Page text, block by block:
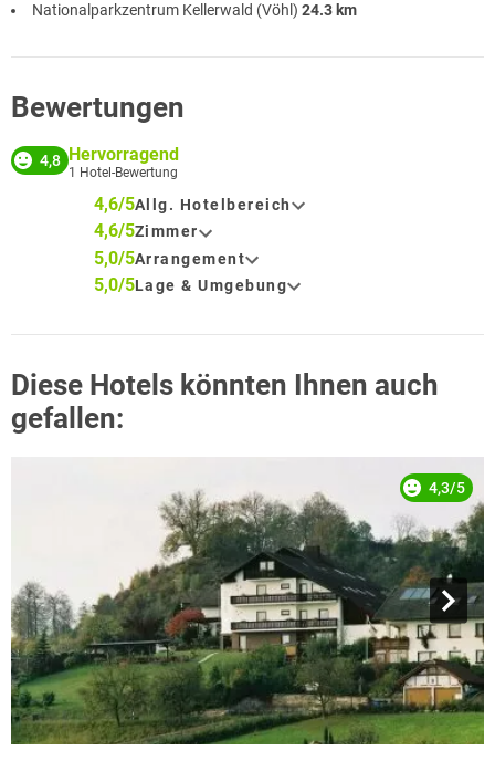
Nationalparkzentrum Kellerwald (Vöhl) 24.3 km
Bewertungen
4,8 Hervorragend
1 Hotel-Bewertung
4,6/5Allg. Hotelbereich
4,6/5Zimmer
5,0/5Arrangement
5,0/5Lage & Umgebung
Diese Hotels könnten Ihnen auch
gefallen:
4,3/5